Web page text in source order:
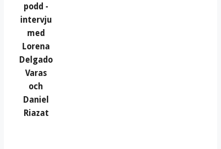
podd -
intervju
med
Lorena
Delgado
Varas
och
Daniel
Riazat